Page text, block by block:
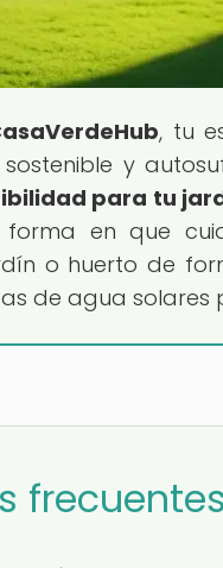
, tu
y
para tu
en que
o huerto de
de agua solares
frecuentes